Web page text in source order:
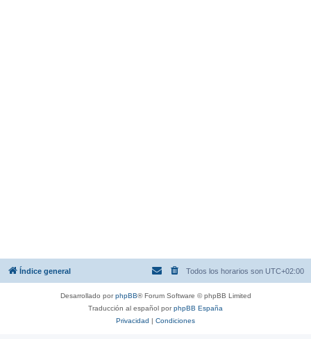
Índice general Todos los horarios son UTC+02:00
Desarrollado porphpBB® Forum Software © phpBB Limited
Traducción al español porphpBB España
Privacidad | Condiciones